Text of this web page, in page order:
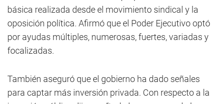
básica realizada desde el movimiento sindical y la
oposición política. Afirmó que el Poder Ejecutivo optó
por ayudas múltiples, numerosas, fuertes, variadas y
focalizadas.
También aseguró que el gobierno ha dado señales
para captar más inversión privada. Con respecto a la